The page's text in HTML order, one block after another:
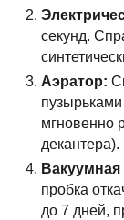
секунд.
Аэратор:
мгновенно
декантера).
Вакуумная
пробка
до 7 дней,